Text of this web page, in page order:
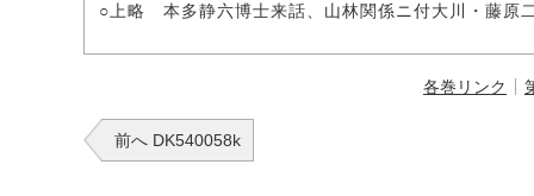
○上略 本多静六博士来話、山林関係ニ付大川・藤原
各巻リンク
前へ DK540058k